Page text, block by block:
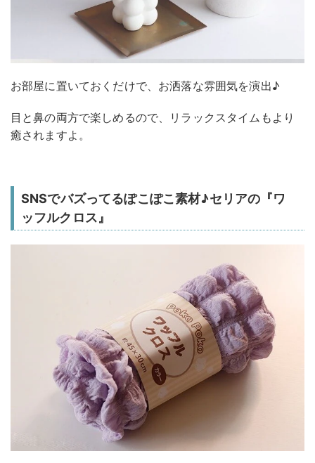
お部屋に置いておくだけで、お洒落な雰囲気を演出♪
目と鼻の両方で楽しめるので、リラックスタイムもより
癒されますよ。
SNSでバズってるぽこぽこ素材♪セリアの『ワ
ッフルクロス』